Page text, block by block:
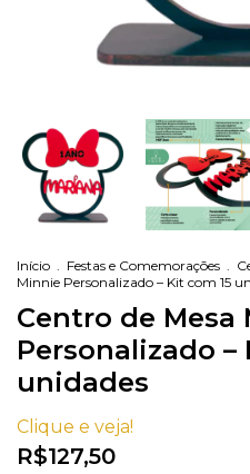
Início . Festas e Comemorações .
Minnie Personalizado – Kit com 15
Centro de Mesa
Personalizado –
unidades
Clique e veja!
R$127,50